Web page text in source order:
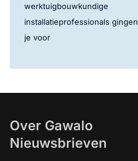
werktuigbouwkundige
installatieprofessionals gingen
je voor
Over Gawalo
Nieuwsbrieven